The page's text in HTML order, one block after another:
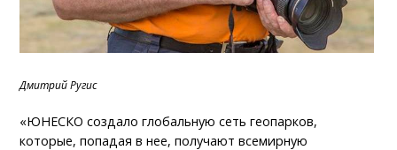
Дмитрий Ругис
«ЮНЕСКО создало глобальную сеть геопарков,
которые, попадая в нее, получают всемирную